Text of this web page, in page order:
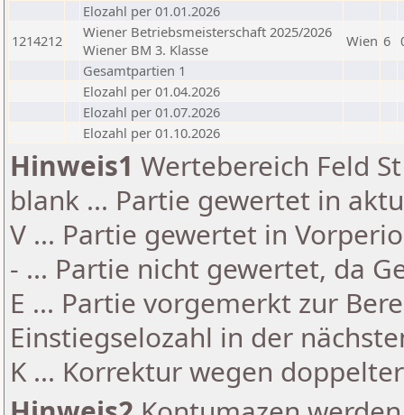
Elozahl per 01.01.2026
1214212
Wiener Betriebsmeisterschaft 2025/2026
Wiener BM 3. Klasse
Wien 6
Gesamtpartien 1
Elozahl per 01.04.2026
Elozahl per 01.07.2026
Elozahl per 01.10.2026
Hinweis1 Wertebereich Feld
blank ... Partie gewertet in
V ... Partie gewertet in
- ... Partie nicht gewertet, da
E ... Partie vorgemerkt zur
Einstiegselozahl in der
K ... Korrektur wegen